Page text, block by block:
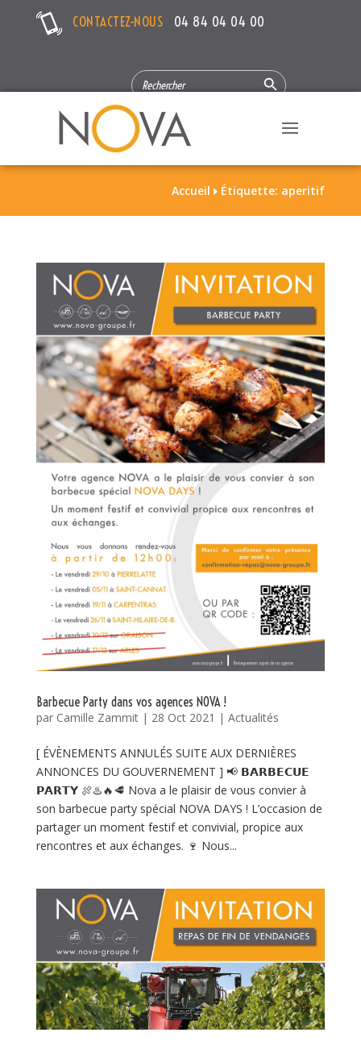
CONTACTEZ-NOUS 04 84 04 04 00
SEARCH
FOR:
Search Button
Accueil  Étiquette: aperitif
Barbecue Party dans vos agences NOVA !
par Camille Zammit| 28 Oct 2021 | Actualités
[ ÉVÈNEMENTS ANNULÉS SUITE AUX DERNIÈRES
ANNONCES DU GOUVERNEMENT ] 📢 𝗕𝗔𝗥𝗕𝗘𝗖𝗨𝗘
𝗣𝗔𝗥𝗧𝗬 🍖♨️🔥🥩 Nova a le plaisir de vous convier à
son barbecue party spécial NOVA DAYS ! L’occasion de
partager un moment festif et convivial, propice aux
rencontres et aux échanges. 🍷 Nous...